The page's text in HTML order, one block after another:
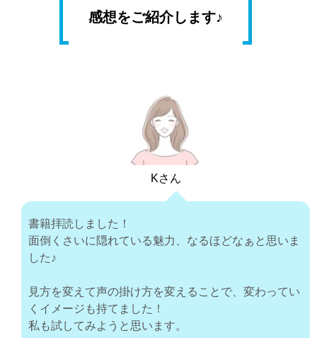
感想をご紹介します♪
Kさん
書籍拝読しました！
面倒くさいに隠れている魅力、なるほどなぁと思いま
した♪
見方を変えて声の掛け方を変えることで、変わってい
くイメージも持てました！
私も試してみようと思います。